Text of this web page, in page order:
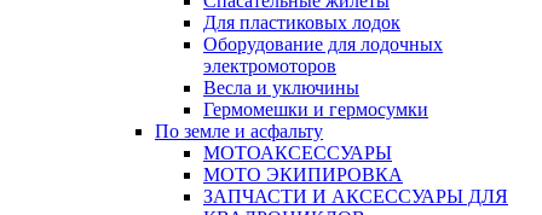
Для пластиковых лодок
Оборудование для лодочных
электромоторов
Весла и уключины
Гермомешки и гермосумки
По земле и асфальту
МОТОАКСЕССУАРЫ
МОТО ЭКИПИРОВКА
ЗАПЧАСТИ И АКСЕССУАРЫ ДЛЯ